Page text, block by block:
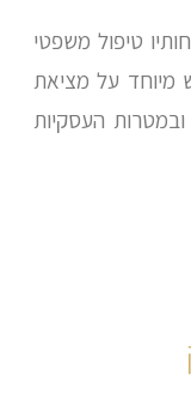
טיפול משפטי
מיוחד על מציאת
העסקיות